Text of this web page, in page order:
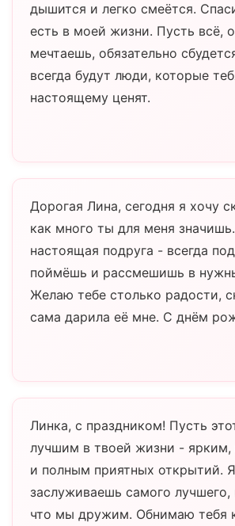
дышится и легко смеётся.
есть в моей жизни. Пусть всё,
мечтаешь, обязательно
всегда будут люди, которые
настоящему ценят.
Дорогая Лина, сегодня я хочу
как много ты для меня
настоящая подруга - всегда
поймёшь и рассмешишь в
Желаю тебе столько радости,
сама дарила её мне. С днём
Линка, с праздником! Пусть
лучшим в твоей жизни -
и полным приятных открытий.
заслуживаешь самого лучшего,
что мы дружим. Обнимаю тебя